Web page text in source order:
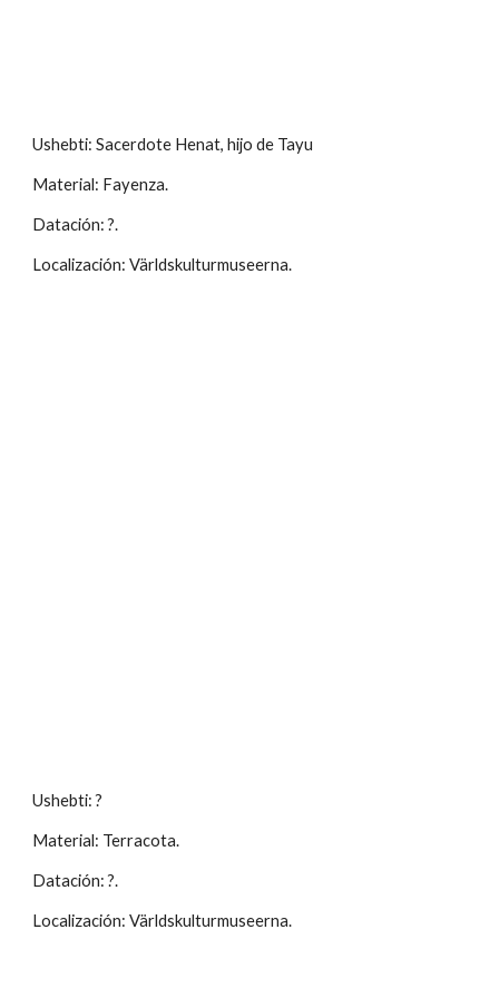
Ushebti: Sacerdote Henat, hijo de Tayu
Material: Fayenza.
Datación: ?.
Localización: Världskulturmuseerna.
Ushebti: ?
Material: Terracota.
Datación: ?.
Localización: Världskulturmuseerna.